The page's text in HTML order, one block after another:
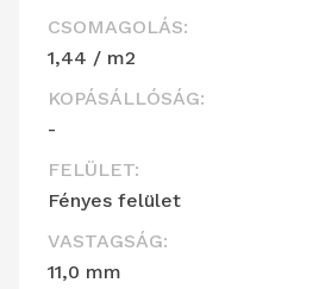
CSOMAGOLÁS:
1,44 / m2
KOPÁSÁLLÓSÁG:
-
FELÜLET:
Fényes felület
VASTAGSÁG:
11,0 mm